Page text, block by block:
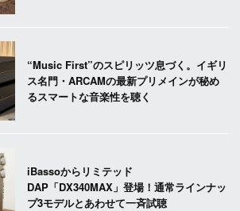
“Music First”のスピリッツ息づく。イギリ
ス名門・ARCAMの最新プリメインが秘め
るスマートな音楽性を聴く
iBassoからリミテッド
DAP「DX340MAX」登場！通常ラインナッ
プ3モデルとあわせて一斉試聴